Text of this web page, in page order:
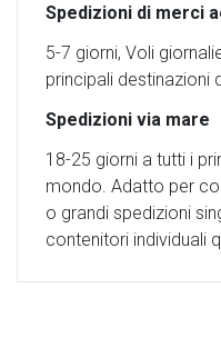
Spedizioni di merci
5-7 giorni, Voli
principali destinazioni
Spedizioni via mare
18-25 giorni a tutti i
mondo. Adatto per
o grandi spedizioni
contenitori individuali